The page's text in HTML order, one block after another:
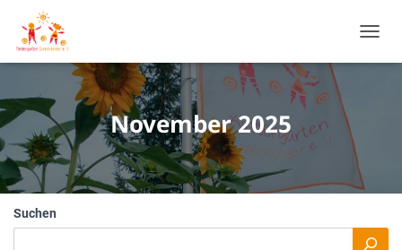
November 2025
Suchen